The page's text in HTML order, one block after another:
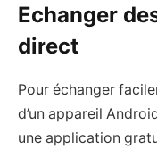
Echanger
direct
Pour échanger
d’un appareil
une application